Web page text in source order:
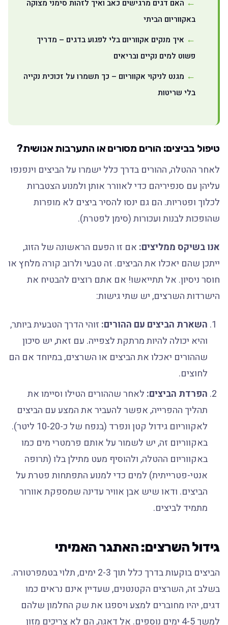
האם דגים מרגישים כאב ואיך לזהות סימני מצוקה
באקווריום הביתי
איך מנקים אקווריום בלי לפגוע בדגים – מדריך
פשוט למים נקיים ובריאים
מגנט לניקוי אקווריום – כך תשמרו על זכוכית נקייה
בלי שריטות
טיפול בביצים: הורים מסורים או התערבות אנושית?
לאחר ההטלה, ההורים בדרך כלל ישמרו על הביצים וינפנפו
עליהן עם סנפיריהם כדי לאוורר אותן ולמנוע הצטברות
לכלוך ופטריות. הם גם ינסו להסיר ביצים לא מופרות
שהופכות לבנות ועכורות (סימן לפטרת).
אנו בשיקס ממליצים:אם זו הפעם הראשונה של הזוג,
ייתכן שהם יאכלו את הביצים. זה טבעי ולרוב קורה מלחץ או
חוסר ניסיון. אל תתייאשו! אם אתם רוצים להבטיח את
הישרדות השרצים, יש שתי גישות:
השארת הביצים עם ההורים:זוהי הדרך הטבעית ביותר,
והיא יכולה להיות מרתקת לצפייה. עם זאת, יש סיכון
שההורים יאכלו את הביצים או השרצים, במיוחד אם הם
לחוצים.
הפרדת הביצים:לאחר שההורים הטילו וסיימו את
תהליך ההפרייה, אפשר להעביר את המצע עם הביצים
לאקווריום גידול קטן ונפרד (בנפח של כ-10-20 ליטר).
באקווריום זה, יש לשמור על אותם פרמטרי מים כמו
באקווריום ההטלה, ולהוסיף מעט מתילן בלו (תרופה
אנטי-פטרייתית) למים כדי למנוע התפתחות פטרת על
הביצים. ודאו שיש אבן אוויר עדינה שמספקת אוורור
מתמיד לביצים.
גידול השרצים: האתגר האמיתי
הביצים בוקעות בדרך כלל תוך 2-3 ימים, תלוי בטמפרטורה.
בשלב זה, השרצים הקטנטנים, שעדיין אינם נראים כמו
דגים, יהיו מחוברים למצע ויספגו את שק החלמון שלהם
למשך 4-5 ימים נוספים. אל דאגה, הם לא צריכים מזון